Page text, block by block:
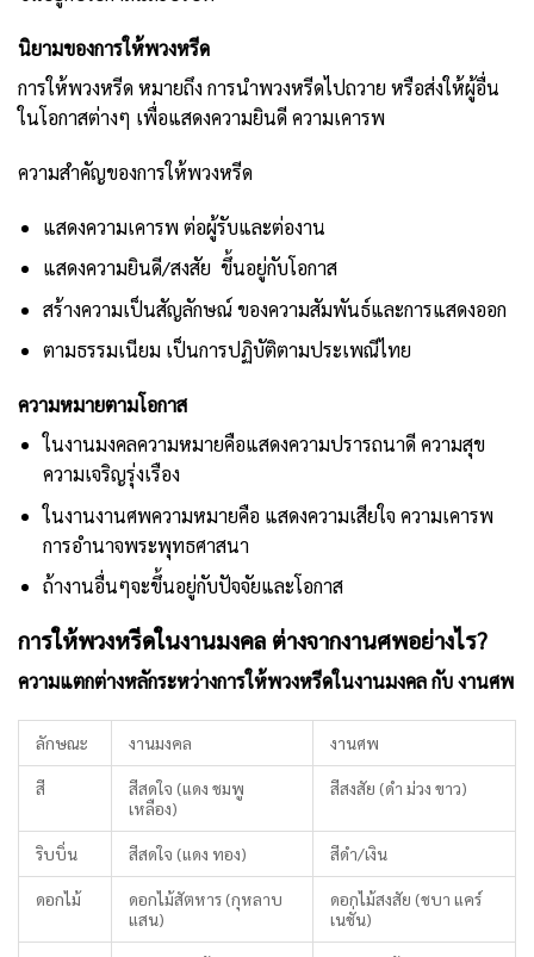
นิยามของการให้พวงหรีด
การให้พวงหรีด หมายถึง การนำพวงหรีดไปถวาย หรือส่งให้ผู้อื่น
ในโอกาสต่างๆ เพื่อแสดงความยินดี ความเคารพ
ความสำคัญของการให้พวงหรีด
แสดงความเคารพ ต่อผู้รับและต่องาน
แสดงความยินดี/สงสัย ขึ้นอยู่กับโอกาส
สร้างความเป็นสัญลักษณ์ ของความสัมพันธ์และการแสดงออก
ตามธรรมเนียม เป็นการปฏิบัติตามประเพณีไทย
ความหมายตามโอกาส
ในงานมงคลความหมายคือแสดงความปรารถนาดี ความสุข
ความเจริญรุ่งเรือง
ในงานงานศพความหมายคือ แสดงความเสียใจ ความเคารพ
การอำนาจพระพุทธศาสนา
ถ้างานอื่นๆจะขึ้นอยู่กับปัจจัยและโอกาส
การให้พวงหรีดในงานมงคล ต่างจากงานศพอย่างไร?
ความแตกต่างหลักระหว่างการให้พวงหรีดในงานมงคล กับ งานศพ
ลักษณะ งานมงคล งานศพ
สี
สีสดใจ (แดง ชมพู
เหลือง)
สีสงสัย (ดำ ม่วง ขาว)
ริบบิ่น สีสดใจ (แดง ทอง) สีดำ/เงิน
ดอกไม้
ดอกไม้สัตหาร (กุหลาบ
แสน)
ดอกไม้สงสัย (ชบา แคร์
เนชั่น)